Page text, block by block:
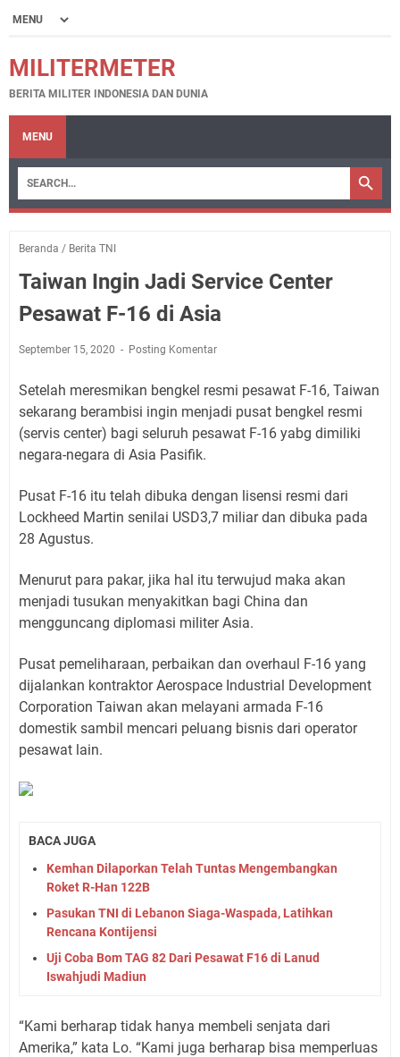
MILITERMETER
BERITA MILITER INDONESIA DAN DUNIA
MENU
Beranda / Berita TNI
Taiwan Ingin Jadi Service Center
Pesawat F-16 di Asia
September 15, 2020 Posting Komentar
Setelah meresmikan bengkel resmi pesawat F-16, Taiwan
sekarang berambisi ingin menjadi pusat bengkel resmi
(servis center) bagi seluruh pesawat F-16 yabg dimiliki
negara-negara di Asia Pasifik.
Pusat F-16 itu telah dibuka dengan lisensi resmi dari
Lockheed Martin senilai USD3,7 miliar dan dibuka pada
28 Agustus.
Menurut para pakar, jika hal itu terwujud maka akan
menjadi tusukan menyakitkan bagi China dan
mengguncang diplomasi militer Asia.
Pusat pemeliharaan, perbaikan dan overhaul F-16 yang
dijalankan kontraktor Aerospace Industrial Development
Corporation Taiwan akan melayani armada F-16
domestik sambil mencari peluang bisnis dari operator
pesawat lain.
BACA JUGA
Kemhan Dilaporkan Telah Tuntas Mengembangkan
Roket R-Han 122B
Pasukan TNI di Lebanon Siaga-Waspada, Latihkan
Rencana Kontijensi
Uji Coba Bom TAG 82 Dari Pesawat F16 di Lanud
Iswahjudi Madiun
“Kami berharap tidak hanya membeli senjata dari
Amerika,” kata Lo. “Kami juga berharap bisa memperluas